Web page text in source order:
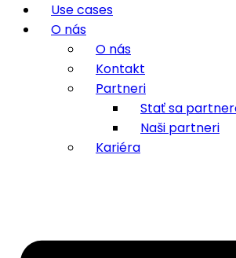
Use cases
O nás
O nás
Kontakt
Partneri
Stať sa
Naši partneri
Kariéra